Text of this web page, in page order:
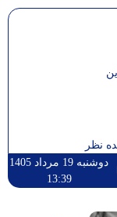
نظر
دوشنبه 19 مرداد 1405
13:39